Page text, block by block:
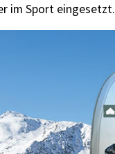
im Sport eingesetzt.